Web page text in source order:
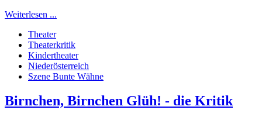
Weiterlesen ...
Theater
Theaterkritik
Kindertheater
Niederösterreich
Szene Bunte Wähne
Birnchen, Birnchen Glüh! - die Kritik